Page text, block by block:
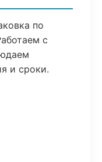
по
с
и сроки.